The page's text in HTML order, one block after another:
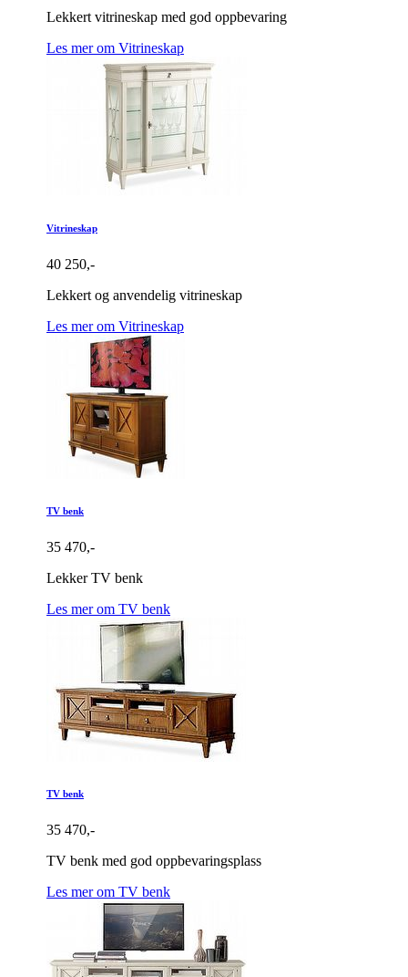
Lekkert vitrineskap med god oppbevaring
Les mer om Vitrineskap
Vitrineskap
40 250,-
Lekkert og anvendelig vitrineskap
Les mer om Vitrineskap
TV benk
35 470,-
Lekker TV benk
Les mer om TV benk
TV benk
35 470,-
TV benk med god oppbevaringsplass
Les mer om TV benk